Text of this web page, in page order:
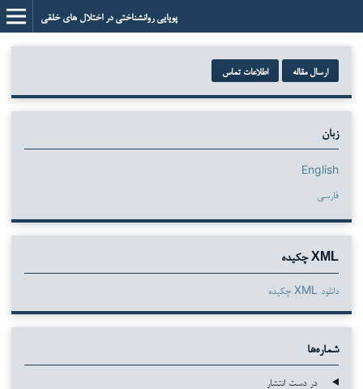
پویایی روانشناختی در اختلال های خلقی
ارسال مقاله اطلاعات تماس
زبان
English
فارسی
XML چکیده
دانلود XML چکیده
شماره‌ها
در دست انتشار